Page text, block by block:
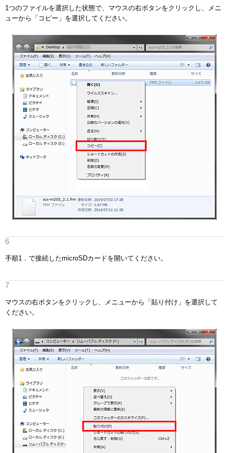
1つのファイルを選択した状態で、マウスの右ボタンをクリックし、メニ
ューから「コピー」を選択してください。
手順1．で接続したmicroSDカードを開いてください。
マウスの右ボタンをクリックし、メニューから「貼り付け」を選択して
ください。